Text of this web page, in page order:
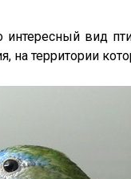
вид
на территории